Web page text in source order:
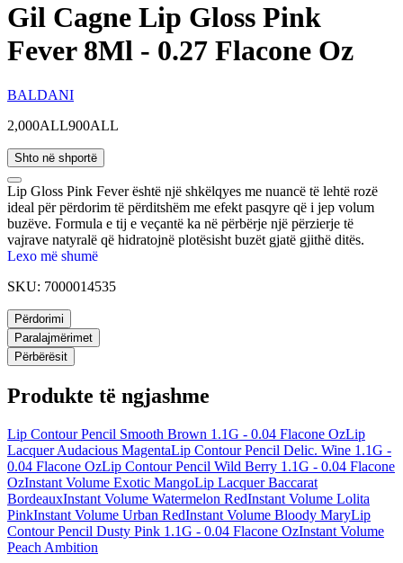
Gil Cagne Lip Gloss Pink
Fever 8Ml - 0.27 Flacone Oz
BALDANI
2,000ALL900ALL
Shto në shportë
Lip Gloss Pink Fever është një shkëlqyes me nuancë të lehtë rozë
ideal për përdorim të përditshëm me efekt pasqyre që i jep volum
buzëve. Formula e tij e veçantë ka në përbërje një përzierje të
vajrave natyralë që hidratojnë plotësisht buzët gjatë gjithë ditës.
Lexo më shumë
SKU: 7000014535
Përdorimi
Paralajmërimet
Përbërësit
Produkte të ngjashme
Lip Contour Pencil Smooth Brown 1.1G - 0.04 Flacone OzLip
Lacquer Audacious MagentaLip Contour Pencil Delic. Wine 1.1G -
0.04 Flacone OzLip Contour Pencil Wild Berry 1.1G - 0.04 Flacone
OzInstant Volume Exotic MangoLip Lacquer Baccarat
BordeauxInstant Volume Watermelon RedInstant Volume Lolita
PinkInstant Volume Urban RedInstant Volume Bloody MaryLip
Contour Pencil Dusty Pink 1.1G - 0.04 Flacone OzInstant Volume
Peach Ambition